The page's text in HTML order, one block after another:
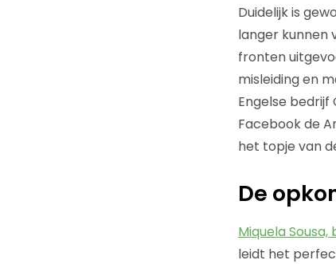
Duidelijk is
langer kunnen
fronten
misleiding en
Engelse
Facebook de
het topje van
De
Miquela
leidt het